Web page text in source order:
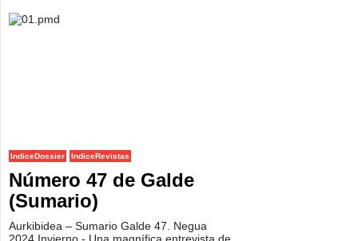
IndiceDossier IndiceRevistas
Número 47 de Galde
(Sumario)
Aurkibidea – Sumario Galde 47. Negua